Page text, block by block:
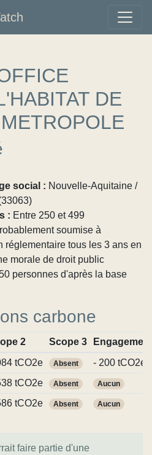
DE
social : Nouvelle-Aquitaine /
: Entre 250 et 499
soumise à
réglementaire tous les 3 ans en
morale de droit public
personnes d'après la base
carbone
2 Scope 3
tCO2e Absent
- 200 tCO2e
tCO2e Absent Aucun
tCO2e Absent Aucun
faire partie d'une